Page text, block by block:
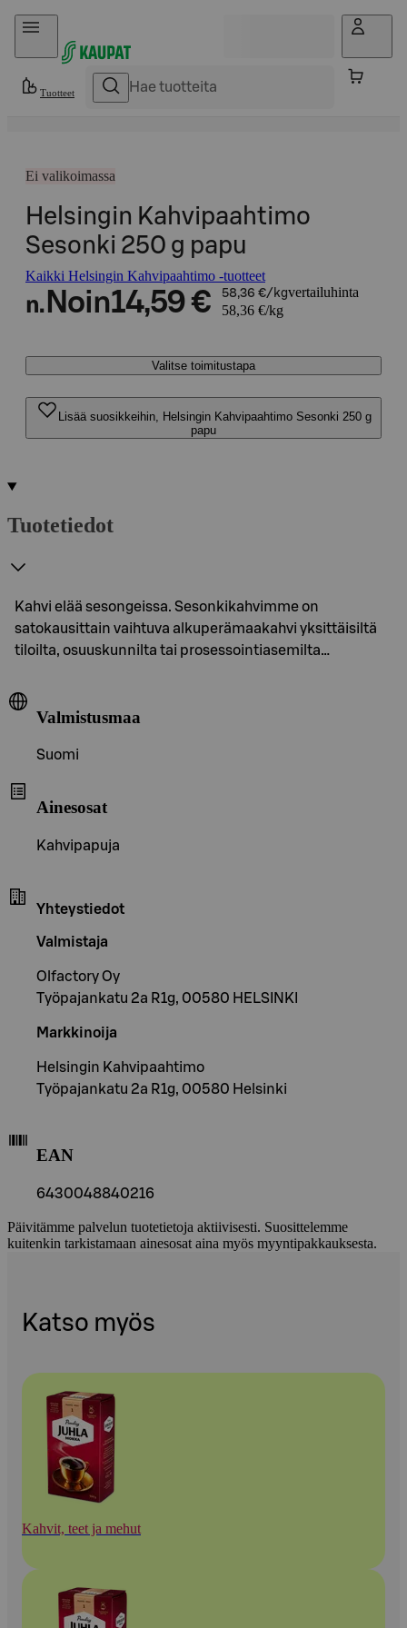
Hyppää sisältöön
Tuotteet
Ei valikoimassa
Helsingin Kahvipaahtimo
Sesonki 250 g papu
Kaikki Helsingin Kahvipaahtimo -tuotteet
n. Noin14,59 € 58,36 €/kgvertailuhinta
58,36 €/kg
Valitse toimitustapa
Lisää suosikkeihin, Helsingin Kahvipaahtimo Sesonki 250 g
papu
Tuotetiedot
Kahvi elää sesongeissa. Sesonkikahvimme on
satokausittain vaihtuva alkuperämaakahvi yksittäisiltä
tiloilta, osuuskunnilta tai prosessointiasemilta…
Valmistusmaa
Suomi
Ainesosat
Kahvipapuja
Yhteystiedot
Valmistaja
Olfactory Oy
Työpajankatu 2a R1g, 00580 HELSINKI
Markkinoija
Helsingin Kahvipaahtimo
Työpajankatu 2a R1g, 00580 Helsinki
EAN
6430048840216
Päivitämme palvelun tuotetietoja aktiivisesti. Suosittelemme
kuitenkin tarkistamaan ainesosat aina myös myyntipakkauksesta.
Katso myös
Kahvit, teet ja mehut